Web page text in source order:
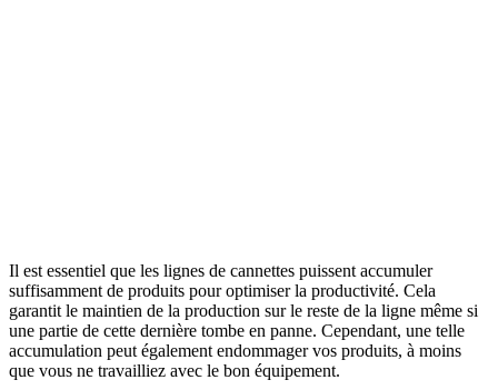
Il est essentiel que les lignes de cannettes puissent accumuler
suffisamment de produits pour optimiser la productivité. Cela
garantit le maintien de la production sur le reste de la ligne même si
une partie de cette dernière tombe en panne. Cependant, une telle
accumulation peut également endommager vos produits, à moins
que vous ne travailliez avec le bon équipement.